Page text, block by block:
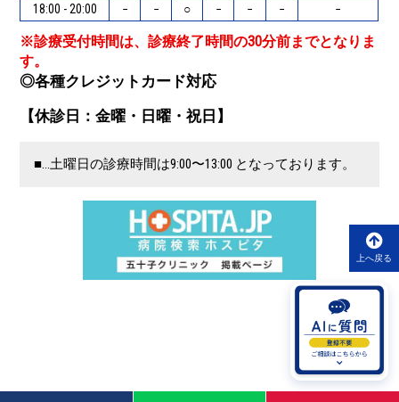
18:00 - 20:00
− − ○ − − − −
※診療受付時間は、診療終了時間の30分前までとなりま
す。
◎各種クレジットカード対応
【休診日：金曜・日曜・祝日】
■…土曜日の診療時間は9:00〜13:00 となっております。
上へ戻る